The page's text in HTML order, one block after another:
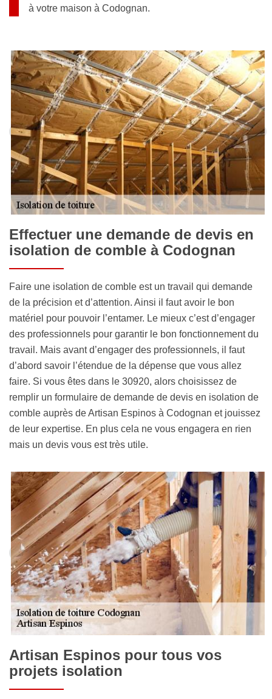
à votre maison à Codognan.
Effectuer une demande de devis en
isolation de comble à Codognan
Faire une isolation de comble est un travail qui demande
de la précision et d’attention. Ainsi il faut avoir le bon
matériel pour pouvoir l’entamer. Le mieux c’est d’engager
des professionnels pour garantir le bon fonctionnement du
travail. Mais avant d’engager des professionnels, il faut
d’abord savoir l’étendue de la dépense que vous allez
faire. Si vous êtes dans le 30920, alors choisissez de
remplir un formulaire de demande de devis en isolation de
comble auprès de Artisan Espinos à Codognan et jouissez
de leur expertise. En plus cela ne vous engagera en rien
mais un devis vous est très utile.
Artisan Espinos pour tous vos
projets isolation